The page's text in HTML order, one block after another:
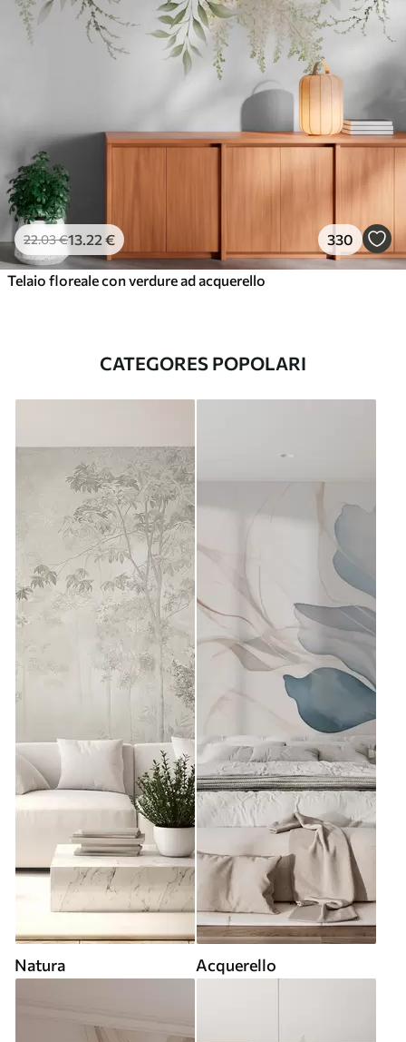
22.03€13 .22 € 330
Telaio floreale con verdure ad acquerello
CATEGORES POPOLARI
Natura Acquerello